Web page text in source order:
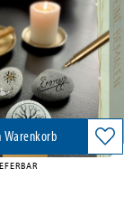
2024
in DE
Warenkorb